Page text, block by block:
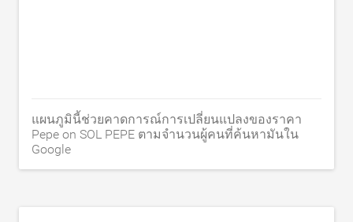
แผนภูมินี้ช่วยคาดการณ์การเปลี่ยนแปลงของราคา
Pepe on SOL PEPE ตามจำนวนผู้คนที่ค้นหามันใน
Google